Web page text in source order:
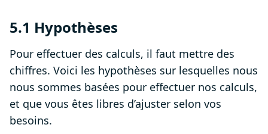
5.1 Hypothèses
Pour effectuer des calculs, il faut mettre des
chiffres. Voici les hypothèses sur lesquelles nous
nous sommes basées pour effectuer nos calculs,
et que vous êtes libres d’ajuster selon vos
besoins.